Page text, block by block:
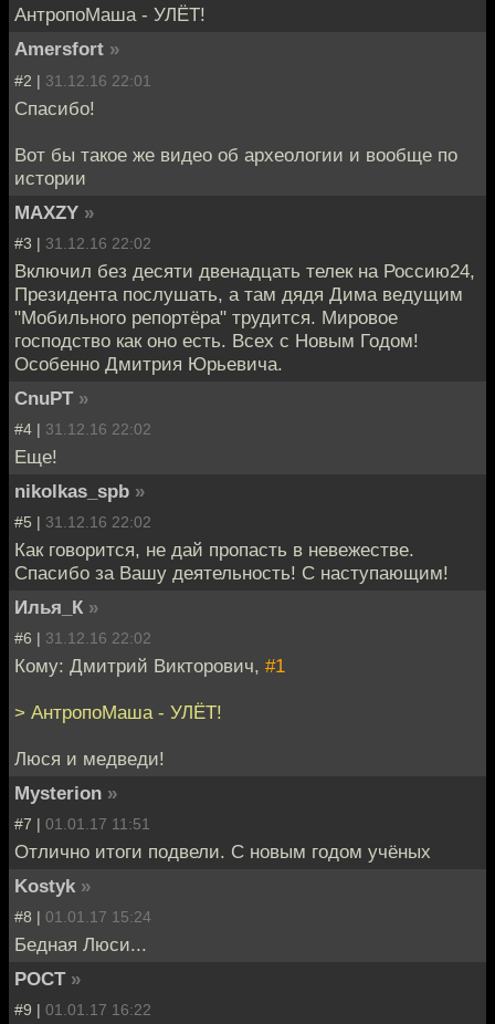
АнтропоМаша - УЛЁТ!
Amersfort »
#2 | 31.12.16 22:01
Спасибо!
Вот бы такое же видео об археологии и вообще по
истории
MAXZY »
#3 | 31.12.16 22:02
Включил без десяти двенадцать телек на Россию24,
Президента послушать, а там дядя Дима ведущим
"Мобильного репортёра" трудится. Мировое
господство как оно есть. Всех с Новым Годом!
Особенно Дмитрия Юрьевича.
CnuPT »
#4 | 31.12.16 22:02
Еще!
nikolkas_spb »
#5 | 31.12.16 22:02
Как говорится, не дай пропасть в невежестве.
Спасибо за Вашу деятельность! С наступающим!
Илья_К »
#6 | 31.12.16 22:02
Кому: Дмитрий Викторович, #1
> АнтропоМаша - УЛЁТ!
Люся и медведи!
Mysterion »
#7 | 01.01.17 11:51
Отлично итоги подвели. С новым годом учёных
Kostyk »
#8 | 01.01.17 15:24
Бедная Люси...
POCT »
#9 | 01.01.17 16:22